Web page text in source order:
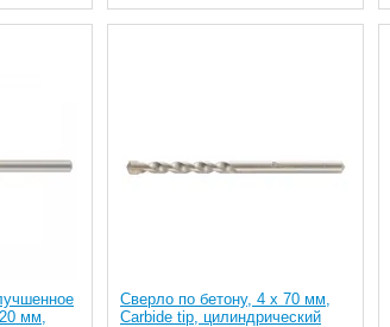
мм,
Сверло по бетону, 4 х 70 мм,
Carbide tip, цилиндрический